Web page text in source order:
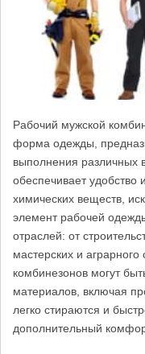
Рабочий мужской
форма одежды,
выполнения различных
обеспечивает удобство
химических веществ,
элемент рабочей
отраслей: от
мастерских и
комбинезонов могут
материалов, включая
легко стираются и
дополнительный